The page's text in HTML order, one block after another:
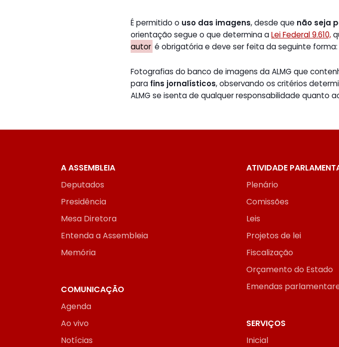
É permitido o uso das imagens, desde que não seja
orientação segue o que determina aLei Federal 9.610,
autor é obrigatória e deve ser feita da seguinte forma:
Fotografias do banco de imagens da ALMG que
para fins jornalísticos, observando os critérios
ALMG se isenta de qualquer responsabilidade quanto
A ASSEMBLEIA
Deputados
Presidência
Mesa Diretora
Entenda a Assembleia
Memória
ATIVIDADE
Plenário
Comissões
Leis
Projetos de lei
Fiscalização
Orçamento do Estado
Emendas
COMUNICAÇÃO
Agenda
Ao vivo
Notícias
SERVIÇOS
Inicial